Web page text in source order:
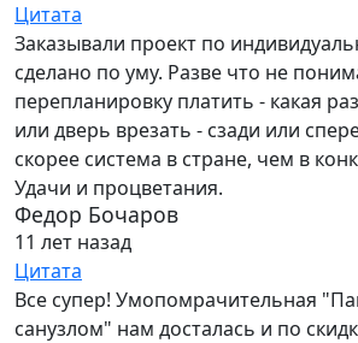
Цитата
Заказывали проект по
сделано по уму. Разве что не
перепланировку платить - какая
или дверь врезать - сзади или
скорее система в стране, чем в
Удачи и процветания.
Федор Бочаров
11 лет назад
Цитата
Все супер! Умопомрачительная
санузлом" нам досталась и по